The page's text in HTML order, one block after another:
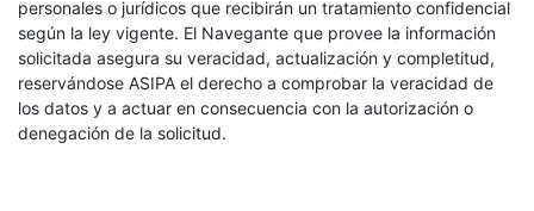
personales o jurídicos que recibirán un tratamiento confidencial
según la ley vigente. El Navegante que provee la información
solicitada asegura su veracidad, actualización y completitud,
reservándose ASIPA el derecho a comprobar la veracidad de
los datos y a actuar en consecuencia con la autorización o
denegación de la solicitud.